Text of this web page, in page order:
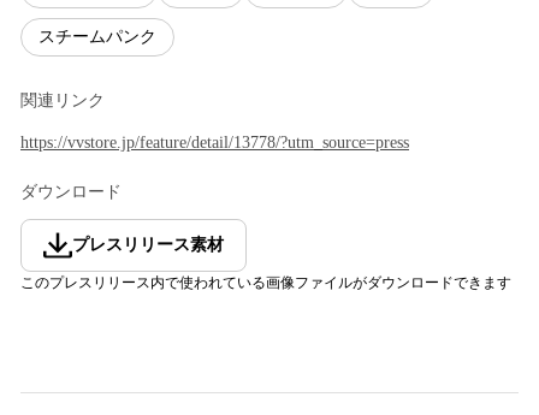
スチームパンク
関連リンク
https://vvstore.jp/feature/detail/13778/?utm_source=press
ダウンロード
プレスリリース素材
このプレスリリース内で使われている画像ファイルがダウンロードできます